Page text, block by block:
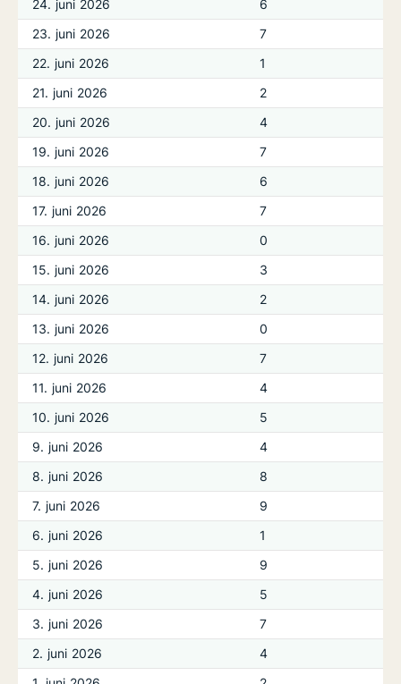
24. juni 2026
6
23. juni 2026
7
22. juni 2026
1
21. juni 2026
2
20. juni 2026
4
19. juni 2026
7
18. juni 2026
6
17. juni 2026
7
16. juni 2026
0
15. juni 2026
3
14. juni 2026
2
13. juni 2026
0
12. juni 2026
7
11. juni 2026
4
10. juni 2026
5
9. juni 2026
4
8. juni 2026
8
7. juni 2026
9
6. juni 2026
1
5. juni 2026
9
4. juni 2026
5
3. juni 2026
7
2. juni 2026
4